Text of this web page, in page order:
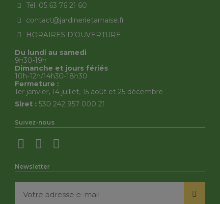
Tél. 05 63 76 21 60
contact@jardinerietarnaise.fr
HORAIRES D’OUVERTURE
Du lundi au samedi
9h30-19h
Dimanche et jours fériés
10h-12h/14h30-18h30
Fermeture :
1er janvier, 14 juillet, 15 août et 25 décembre
Siret : 530 242 957 000 21
Suivez-nous
Newsletter